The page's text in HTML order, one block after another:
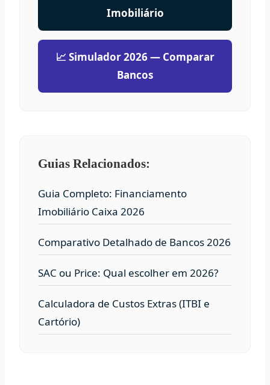
Imobiliário
📈 Simulador 2026 — Comparar
Bancos
Guias Relacionados:
Guia Completo: Financiamento
Imobiliário Caixa 2026
Comparativo Detalhado de Bancos 2026
SAC ou Price: Qual escolher em 2026?
Calculadora de Custos Extras (ITBI e
Cartório)